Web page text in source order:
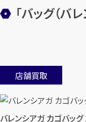
「バッグ（バ
店舗買取
バレンシアガ カゴバッ